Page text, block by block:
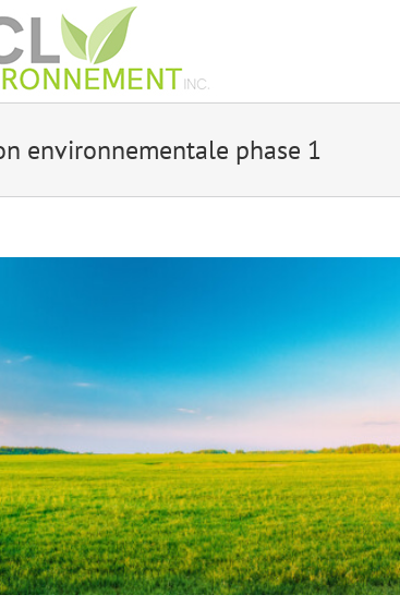
environnementale phase 1